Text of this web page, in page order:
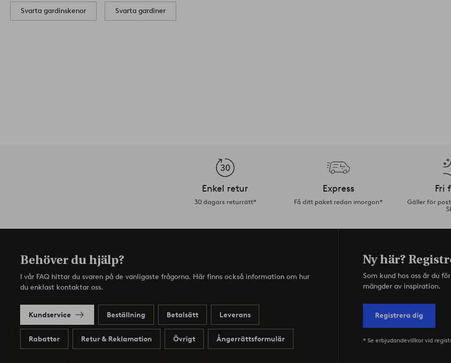
Svarta gardinskenor Svarta gardiner
Enkel retur
30 dagars returrätt*
Express
Få ditt paket redan imorgon*
Fri
Gäller för
Behöver du hjälp?
I vår FAQ hittar du svaren på de vanligaste frågorna. Här finns också information om hur
du enklast kontaktar oss.
Kundservice Beställning Betalsätt Leverans
Rabatter Retur & Reklamation Övrigt Ångerrättsformulär
Ny här?
Som kund hos oss är du
mängder av inspiration.
Registrera dig
* Se erbjudandevillkor vid